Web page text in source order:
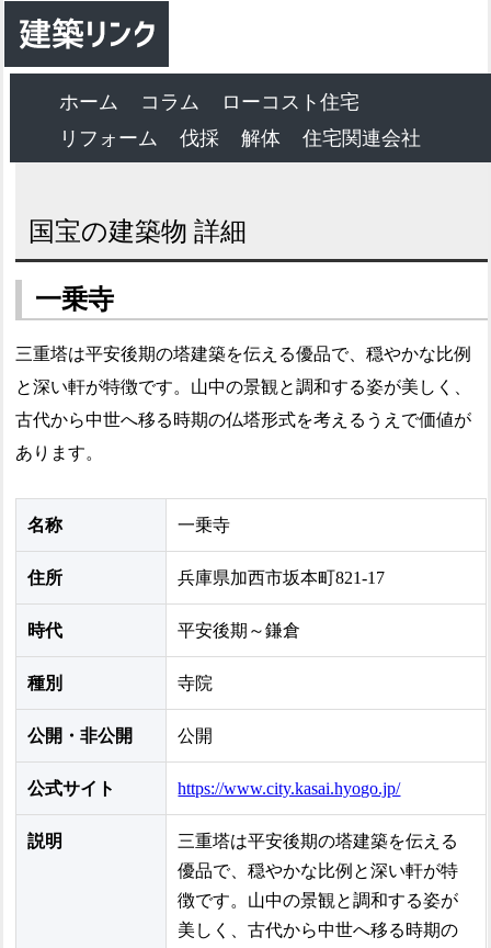
ホーム コラム
ローコスト住宅
リフォーム
伐採 解体 住宅関連会社
国宝の建築物 詳細
一乗寺
三重塔は平安後期の塔建築を伝える優品で、穏やかな比例
と深い軒が特徴です。山中の景観と調和する姿が美しく、
古代から中世へ移る時期の仏塔形式を考えるうえで価値が
あります。
名称 一乗寺
住所 兵庫県加西市坂本町821-17
時代 平安後期～鎌倉
種別 寺院
公開・非公開 公開
公式サイト https://www.city.kasai.hyogo.jp/
説明
三重塔は平安後期の塔建築を伝える
優品で、穏やかな比例と深い軒が特
徴です。山中の景観と調和する姿が
美しく、古代から中世へ移る時期の